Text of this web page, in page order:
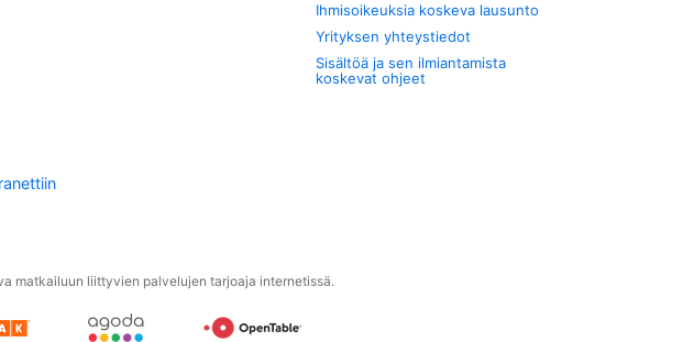
Ihmisoikeuksia koskeva lausunto
Yrityksen yhteystiedot
Sisältöä ja sen ilmiantamista
koskevat ohjeet
matkailuun liittyvien palvelujen tarjoaja internetissä.